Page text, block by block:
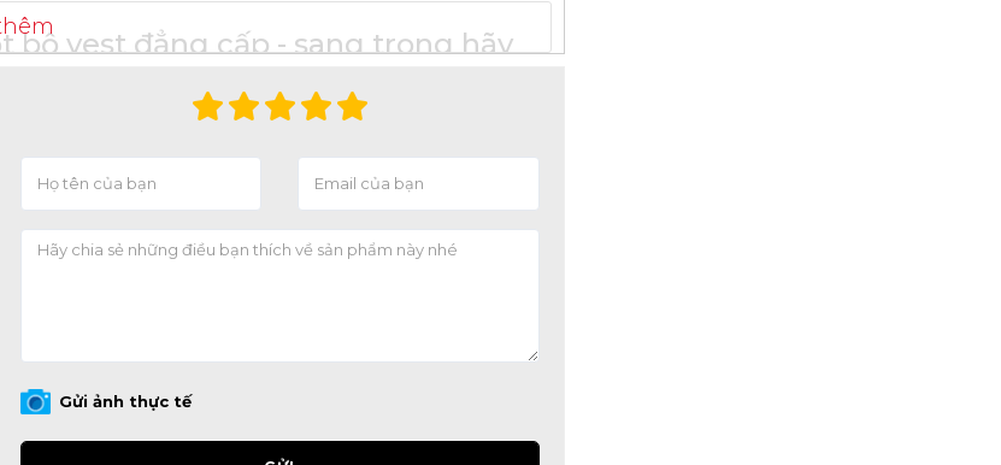
đẳng cấp - sang trọng hãy
VEST NAM
Vest nam thời trang.
Vest nam Hàn Quốc trẻ trung.
HIỆU VESTON
Gửi ảnh thực tế